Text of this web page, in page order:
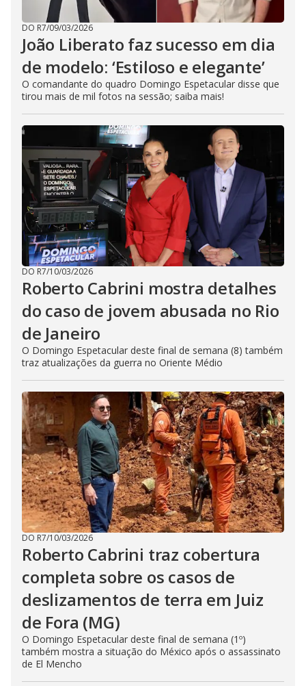
DO R7/09/03/2026
João Liberato faz sucesso em dia
de modelo: ‘Estiloso e elegante’
O comandante do quadro Domingo Espetacular disse que
tirou mais de mil fotos na sessão; saiba mais!
DO R7/10/03/2026
Roberto Cabrini mostra detalhes
do caso de jovem abusada no Rio
de Janeiro
O Domingo Espetacular deste final de semana (8) também
traz atualizações da guerra no Oriente Médio
DO R7/10/03/2026
Roberto Cabrini traz cobertura
completa sobre os casos de
deslizamentos de terra em Juiz
de Fora (MG)
O Domingo Espetacular deste final de semana (1º)
também mostra a situação do México após o assassinato
de El Mencho